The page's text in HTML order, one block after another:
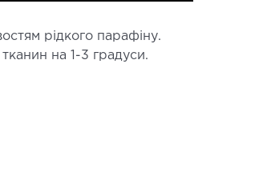
рідкого парафіну.
на 1-3 градуси.